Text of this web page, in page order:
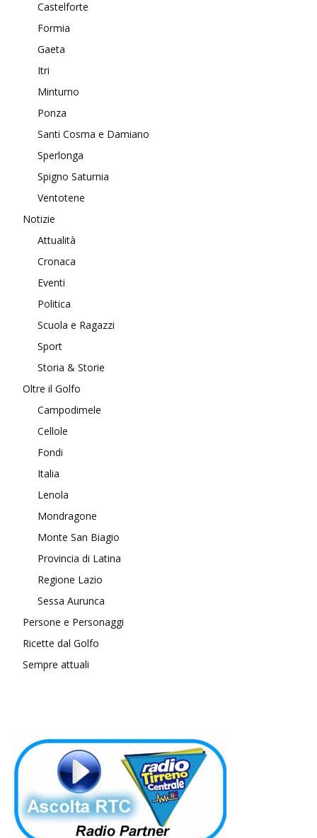
Castelforte
Formia
Gaeta
Itri
Minturno
Ponza
Santi Cosma e Damiano
Sperlonga
Spigno Saturnia
Ventotene
Notizie
Attualità
Cronaca
Eventi
Politica
Scuola e Ragazzi
Sport
Storia & Storie
Oltre il Golfo
Campodimele
Cellole
Fondi
Italia
Lenola
Mondragone
Monte San Biagio
Provincia di Latina
Regione Lazio
Sessa Aurunca
Persone e Personaggi
Ricette dal Golfo
Sempre attuali